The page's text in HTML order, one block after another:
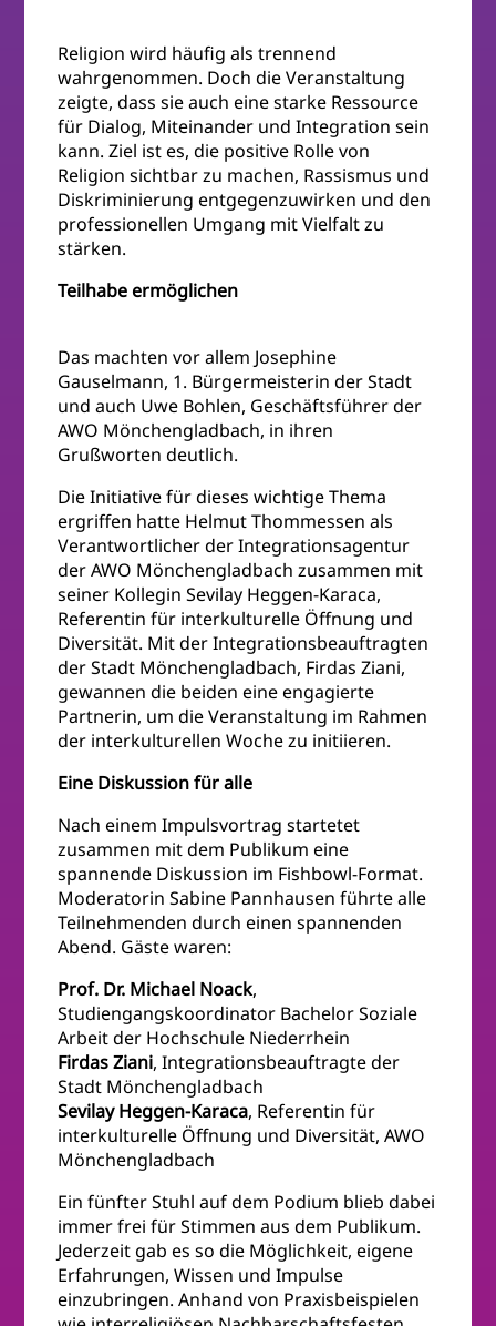
Religion wird häufig als trennend
wahrgenommen. Doch die Veranstaltung
zeigte, dass sie auch eine starke Ressource
für Dialog, Miteinander und Integration sein
kann. Ziel ist es, die positive Rolle von
Religion sichtbar zu machen, Rassismus und
Diskriminierung entgegenzuwirken und den
professionellen Umgang mit Vielfalt zu
stärken.
Teilhabe ermöglichen
Das machten vor allem Josephine
Gauselmann, 1. Bürgermeisterin der Stadt
und auch Uwe Bohlen, Geschäftsführer der
AWO Mönchengladbach, in ihren
Grußworten deutlich.
Die Initiative für dieses wichtige Thema
ergriffen hatte Helmut Thommessen als
Verantwortlicher der Integrationsagentur
der AWO Mönchengladbach zusammen mit
seiner Kollegin Sevilay Heggen-Karaca,
Referentin für interkulturelle Öffnung und
Diversität. Mit der Integrationsbeauftragten
der Stadt Mönchengladbach, Firdas Ziani,
gewannen die beiden eine engagierte
Partnerin, um die Veranstaltung im Rahmen
der interkulturellen Woche zu initiieren.
Eine Diskussion für alle
Nach einem Impulsvortrag startetet
zusammen mit dem Publikum eine
spannende Diskussion im Fishbowl-Format.
Moderatorin Sabine Pannhausen führte alle
Teilnehmenden durch einen spannenden
Abend. Gäste waren:
Prof. Dr. Michael Noack,
Studiengangskoordinator Bachelor Soziale
Arbeit der Hochschule Niederrhein
Firdas Ziani, Integrationsbeauftragte der
Stadt Mönchengladbach
Sevilay Heggen-Karaca, Referentin für
interkulturelle Öffnung und Diversität, AWO
Mönchengladbach
Ein fünfter Stuhl auf dem Podium blieb dabei
immer frei für Stimmen aus dem Publikum.
Jederzeit gab es so die Möglichkeit, eigene
Erfahrungen, Wissen und Impulse
einzubringen. Anhand von Praxisbeispielen